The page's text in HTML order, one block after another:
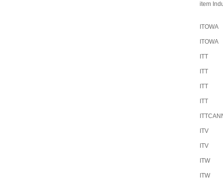
item
ITOWA
ITOWA
ITT
ITT
ITT
ITT
ITV
ITV
ITW
ITW